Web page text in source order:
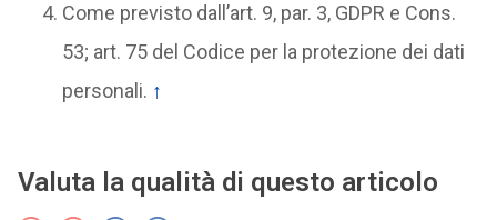
Come previsto dall’art. 9, par. 3, GDPR e Cons.
53; art. 75 del Codice per la protezione dei dati
personali. ↑
Valuta la qualità di questo articolo